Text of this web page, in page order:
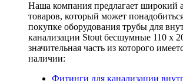
Наша компания предлагает широкий
товаров, который может
покупке оборудования трубы для
канализации Stout бесшумные 110 х
значительная часть из которого
наличии:
Фитинги для канализации